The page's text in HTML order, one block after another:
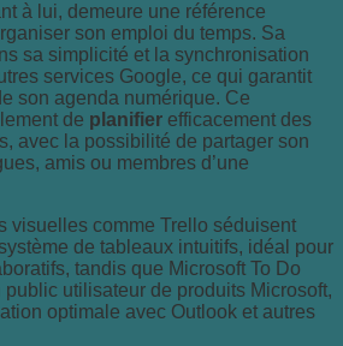
à lui, demeure une référence
son emploi du temps. Sa
sa simplicité et la synchronisation
services Google, ce qui garantit
son agenda numérique. Ce
de planifier efficacement des
avec la possibilité de partager son
amis ou membres d’une
visuelles comme Trello séduisent
de tableaux intuitifs, idéal pour
tandis que Microsoft To Do
public utilisateur de produits Microsoft,
optimale avec Outlook et autres